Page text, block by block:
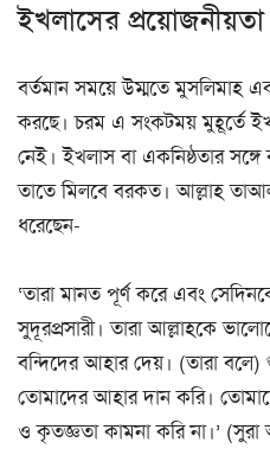
ইখলাসের প্রয়োজনীয়তা
বর্তমান সময়ে উম্মতে মুসলিমাহ
করছে। চরম এ সংকটময় মুহূর্তে
নেই। ইখলাস বা একনিষ্ঠতার
তাতে মিলবে বরকত। আল্লাহ
ধরেছেন-
‘তারা মানত পূর্ণ করে এবং
সুদূরপ্রসারী। তারা আল্লাহকে
বন্দিদের আহার দেয়। (তারা বলে)
তোমাদের আহার দান করি।
ও কৃতজ্ঞতা কামনা করি না।’